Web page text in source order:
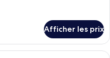
Afficher les prix
Une chambre d’hôtel avec deux lits,